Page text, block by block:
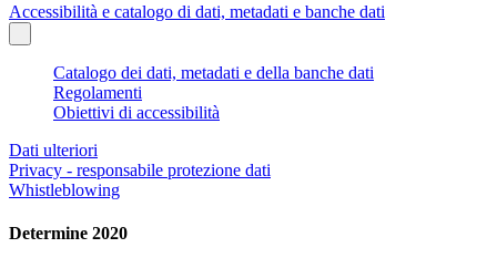
Accessibilità e catalogo di dati, metadati e banche dati
Catalogo dei dati, metadati e della banche dati
Regolamenti
Obiettivi di accessibilità
Dati ulteriori
Privacy - responsabile protezione dati
Whistleblowing
Determine 2020